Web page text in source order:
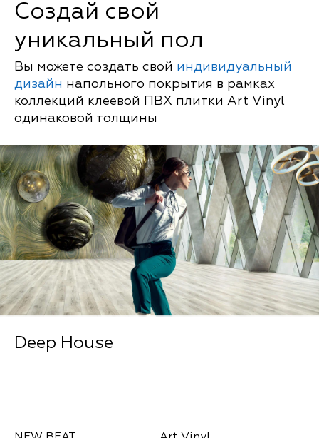
Создай свой
уникальный пол
Вы можете создать свой индивидуальный
дизайн напольного покрытия в рамках
коллекций клеевой ПВХ плитки Art Vinyl
одинаковой толщины
Deep House